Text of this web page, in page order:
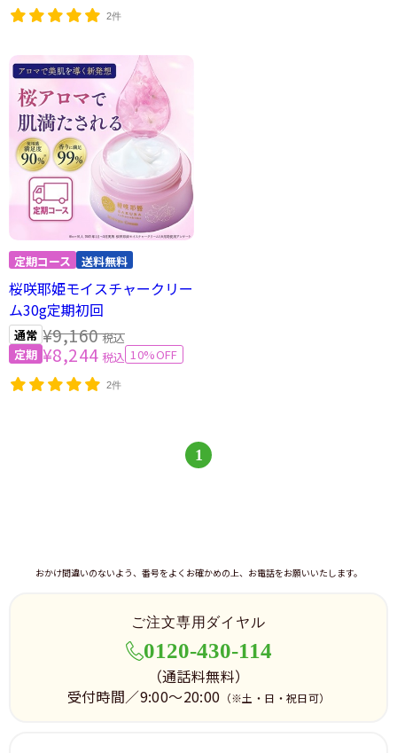
2件
桜咲耶姫モイスチャークリー
ム30g定期初回
¥8,244 税込 10%OFF
¥9,160税込
2件
1
おかけ間違いのないよう、番号をよくお確かめの上、お電話をお願いいたします。
ご注文専用ダイヤル
0120-430-114
（通話料無料）
受付時間／9:00～20:00 （※土・日・祝日可）